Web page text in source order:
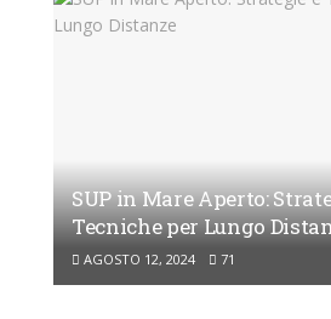
SUP in Mare Aperto:
Tecniche per Lungo
AGOSTO 12, 2024 71